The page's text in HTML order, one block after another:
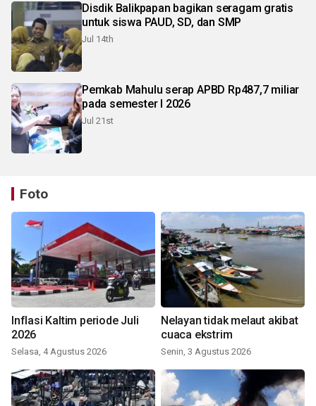
Disdik Balikpapan bagikan seragam gratis
untuk siswa PAUD, SD, dan SMP
Jul 14th
Pemkab Mahulu serap APBD Rp487,7 miliar
pada semester I 2026
Jul 21st
Foto
Inflasi Kaltim periode Juli
2026
Selasa, 4 Agustus 2026
Nelayan tidak melaut akibat
cuaca ekstrim
Senin, 3 Agustus 2026